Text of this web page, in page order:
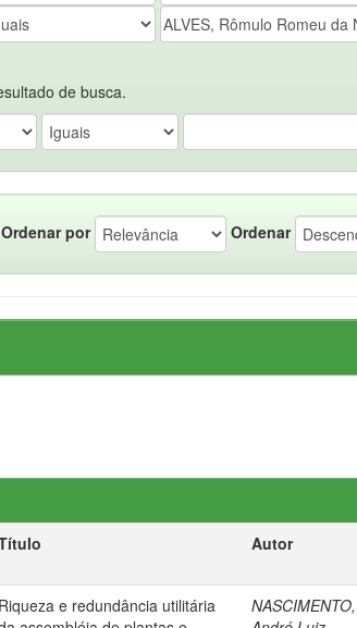
de busca.
Ordenar por Ordenar
Autor
Riqueza e redundância utilitária
NASCIMENTO,